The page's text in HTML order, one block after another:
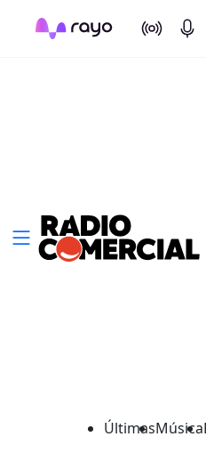
On Air
ÚltimasMúsica